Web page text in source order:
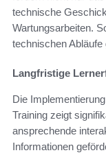
technische
Wartungsarbeiten.
technischen Abläufe
Langfristige
Die
Training zeigt
ansprechende
Informationen